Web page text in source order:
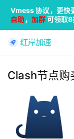
Clash节点购
Vmess 协议，更快
自助， 加群可领取8